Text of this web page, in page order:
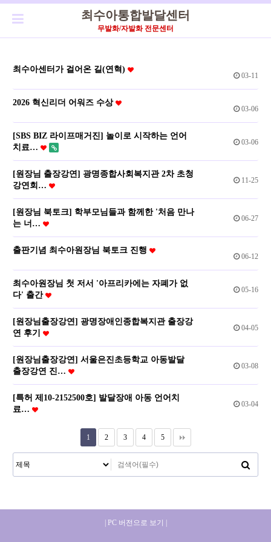
최수아통합발달센터
무발화/자발화 전문센터
최수아센터가 걸어온 길(연혁)
03-11
2026 혁신리더 어워즈 수상
03-06
[SBS BIZ 라이프매거진] 놀이로 시작하는 언어
치료…
03-06
[원장님 출장강연] 광명종합사회복지관 2차 초청
강연회…
11-25
[원장님 북토크] 학부모님들과 함께한 '처음 만나
는 너…
06-27
출판기념 최수아원장님 북토크 진행
06-12
최수아원장님 첫 저서 '아프리카에는 자폐가 없
다' 출간
05-16
[원장님출장강연] 광명장애인종합복지관 출장강
연 후기
04-05
[원장님출장강연] 서울은진초등학교 아동발달
출장강연 진…
03-08
[특허 제10-2152500호] 발달장애 아동 언어치
료…
03-04
1 2 3 4 5
| PC 버전으로 보기 |